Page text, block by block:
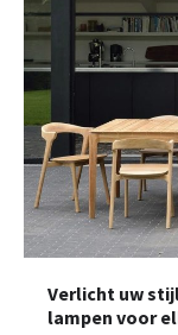
Verlicht uw
lampen voor